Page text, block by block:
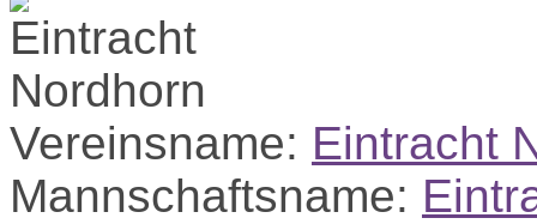
Vereinsname: Eintracht
Mannschaftsname: